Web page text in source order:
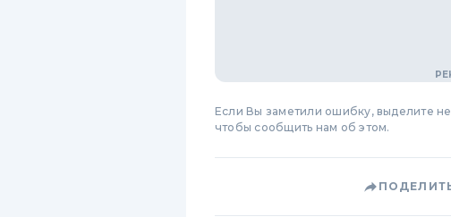
Если Вы заметили ошибку, выделите
чтобы сообщить нам об этом.